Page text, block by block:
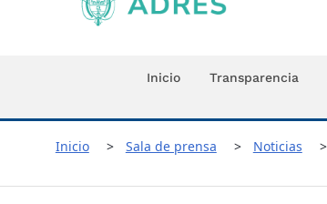
ADRES
Inicio Transparencia
Inicio Sala de prensa Noticias